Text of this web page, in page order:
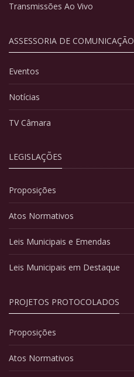
Transmissões Ao Vivo
ASSESSORIA DE COMUNICAÇÃO
Eventos
Notícias
TV Câmara
LEGISLAÇÕES
Proposições
Atos Normativos
Leis Municipais e Emendas
Leis Municipais em Destaque
PROJETOS PROTOCOLADOS
Proposições
Atos Normativos